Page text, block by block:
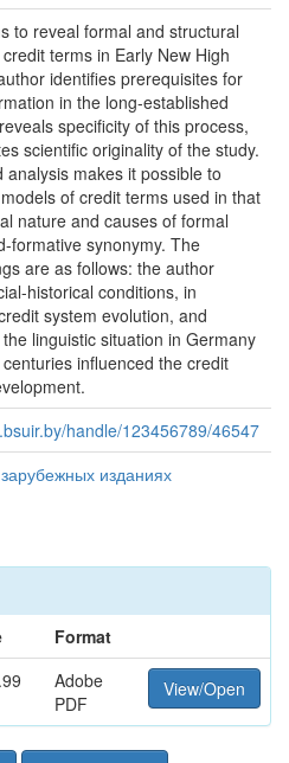
to reveal formal and structural
terms in Early New High
identifies prerequisites for
in the long-established
specificity of this process,
scientific originality of the study.
analysis makes it possible to
of credit terms used in that
nature and causes of formal
formative synonymy. The
are as follows: the author
historical conditions, in
system evolution, and
linguistic situation in Germany
influenced the credit
handle/123456789/46547
изданиях
Format
Adobe
PDF
View/Open